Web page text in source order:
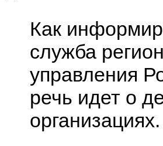
Как
служба
управления
речь идет о
организациях.